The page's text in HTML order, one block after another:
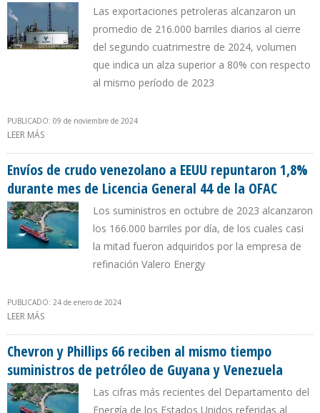
Las exportaciones petroleras alcanzaron un
promedio de 216.000 barriles diarios al cierre
del segundo cuatrimestre de 2024, volumen
que indica un alza superior a 80% con respecto
al mismo período de 2023
PUBLICADO: 09 de noviembre de 2024
LEER MÁS
PHILLIPS 66
Envíos de crudo venezolano a EEUU repuntaron 1,8%
durante mes de Licencia General 44 de la OFAC
Los suministros en octubre de 2023 alcanzaron
los 166.000 barriles por día, de los cuales casi
la mitad fueron adquiridos por la empresa de
refinación Valero Energy
PUBLICADO: 24 de enero de 2024
LEER MÁS
Chevron y Phillips 66 reciben al mismo tiempo
suministros de petróleo de Guyana y Venezuela
Las cifras más recientes del Departamento del
Energía de los Estados Unidos referidas al